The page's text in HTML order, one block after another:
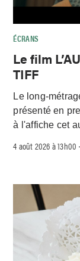
ÉCRANS
Le film
TIFF
Le long-
présenté en
à l'affiche cet
4 août 2026 à 13h00